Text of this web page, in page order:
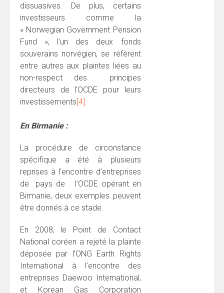
dissuasives. De plus, certains
investisseurs comme la
« Norwegian Government Pension
Fund », l’un des deux fonds
souverains norvégien, se réfèrent
entre autres aux plaintes liées au
non-respect des principes
directeurs de l’OCDE pour leurs
investissements[4]
En Birmanie :
La procédure de circonstance
spécifique a été à plusieurs
reprises à l’encontre d’entreprises
de pays de l’OCDE opérant en
Birmanie, deux exemples peuvent
être donnés à ce stade.
En 2008, le Point de Contact
National coréen a rejeté la plainte
déposée par l’ONG Earth Rights
International à l’encontre des
entreprises Daewoo International,
et Korean Gas Corporation